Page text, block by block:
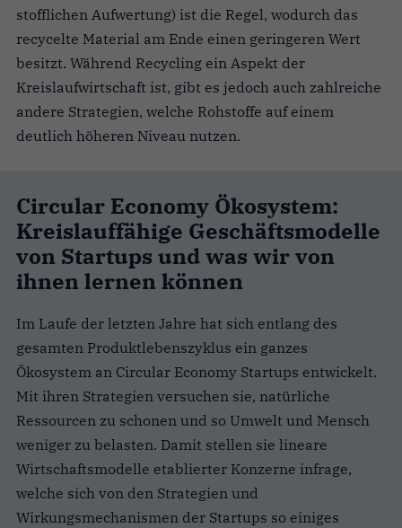
stofflichen Aufwertung) ist die Regel, wodurch das
recycelte Material am Ende einen geringeren Wert
besitzt. Während Recycling ein Aspekt der
Kreislaufwirtschaft ist, gibt es jedoch auch zahlreiche
andere Strategien, welche Rohstoffe auf einem
deutlich höheren Niveau nutzen.
Circular Economy Ökosystem:
Kreislauffähige Geschäftsmodelle
von Startups und was wir von
ihnen lernen können
Im Laufe der letzten Jahre hat sich entlang des
gesamten Produktlebenszyklus ein ganzes
Ökosystem an Circular Economy Startups entwickelt.
Mit ihren Strategien versuchen sie, natürliche
Ressourcen zu schonen und so Umwelt und Mensch
weniger zu belasten. Damit stellen sie lineare
Wirtschaftsmodelle etablierter Konzerne infrage,
welche sich von den Strategien und
Wirkungsmechanismen der Startups so einiges